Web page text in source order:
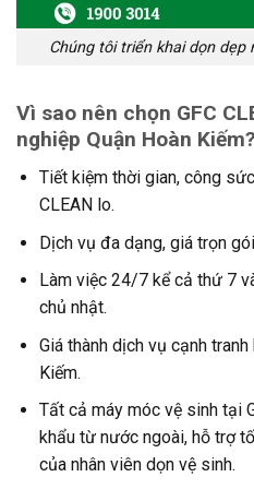
Chúng tôi triển khai dọn
Vì sao nên chọn GFC
nghiệp Quận Hoàn Kiếm?
Tiết kiệm thời gian, công
CLEAN lo.
Dịch vụ đa dạng, giá trọn
Làm việc 24/7 kể cả thứ 7
chủ nhật.
Giá thành dịch vụ cạnh
Kiếm.
Tất cả máy móc vệ sinh tại
khẩu từ nước ngoài, hỗ trợ
của nhân viên dọn vệ sinh.